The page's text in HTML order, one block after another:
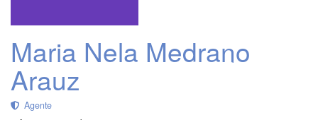
Maria Nela Medrano
Arauz
Agente